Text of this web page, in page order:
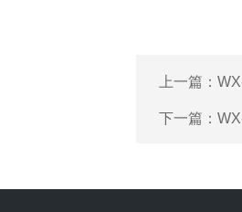
上一篇：
下一篇：